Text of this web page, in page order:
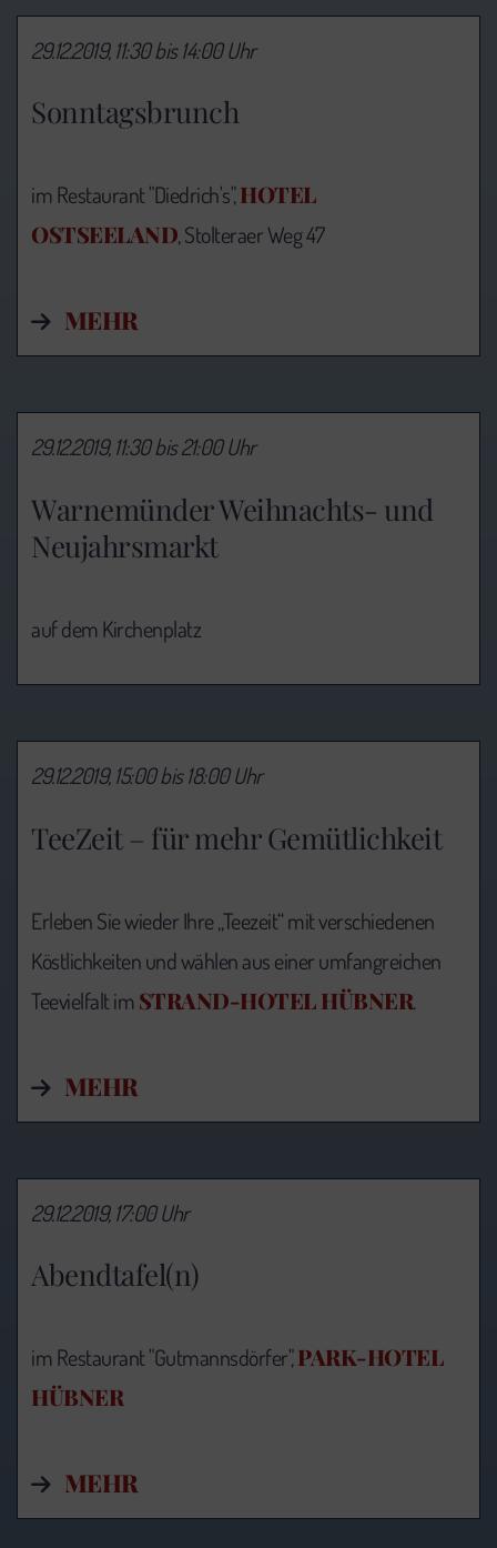
Sonntagsbrunch
29.12.2019, 11:30 bis 14:00 Uhr
im Restaurant "Diedrich's",HOTEL
OSTSEELAND, Stolteraer Weg 47
MEHR
Warnemünder Weihnachts- und
Neujahrsmarkt
29.12.2019, 11:30 bis 21:00 Uhr
auf dem Kirchenplatz
TeeZeit – für mehr Gemütlichkeit
29.12.2019, 15:00 bis 18:00 Uhr
Erleben Sie wieder Ihre „Teezeit“ mit verschiedenen
Köstlichkeiten und wählen aus einer umfangreichen
Teevielfalt imSTRAND-HOTEL HÜBNER.
MEHR
Abendtafel(n)
29.12.2019, 17:00 Uhr
im Restaurant "Gutmannsdörfer",PARK-HOTEL
HÜBNER
MEHR